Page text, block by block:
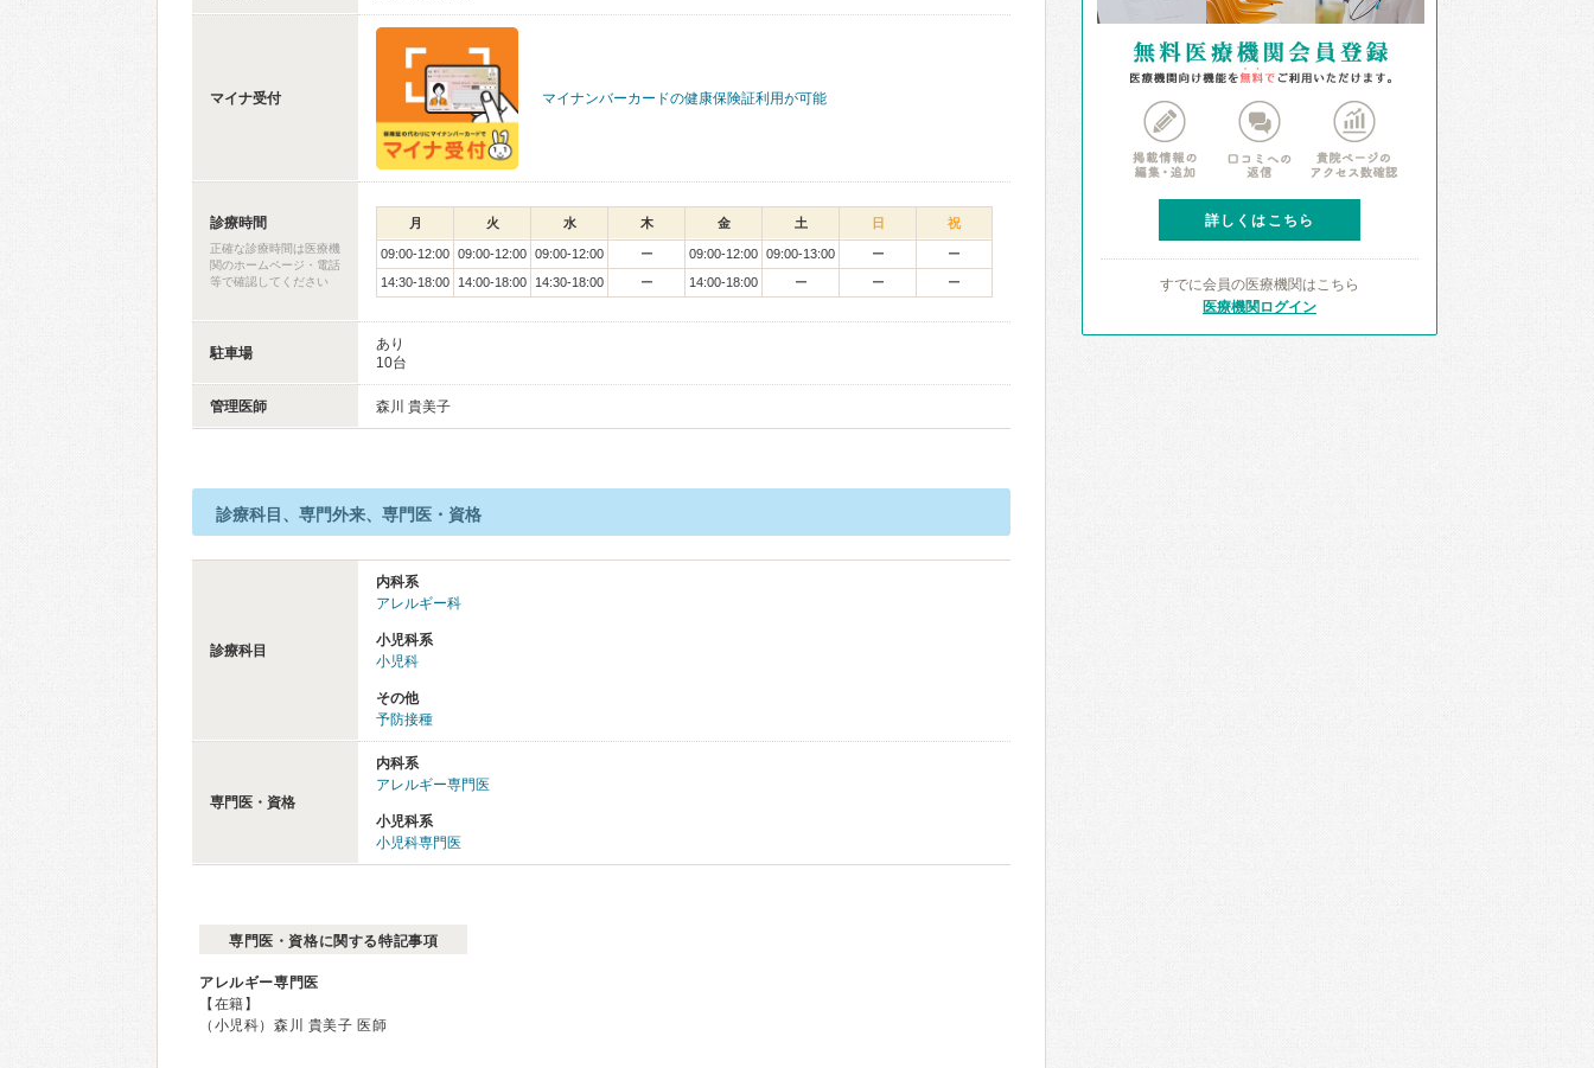
マイナ受付 マイナンバーカードの健康保険証利用が可能
診療時間
正確な診療時間は医療機
関のホームページ・電話
等で確認してください
月 火 水 木 金 土 日 祝
09:00-12:00 09:00-12:00 09:00-12:00 ー 09:00-12:00 09:00-13:00 ー
ー
14:30-18:00
14:00-18:00 14:30-18:00 ー 14:00-18:00 ー ー ー
駐車場
あり
10台
管理医師 森川 貴美子
診療科目、専門外来、専門医・資格
診療科目
内科系
アレルギー科
小児科系
小児科
その他
予防接種
専門医・資格
内科系
アレルギー専門医
小児科系
小児科専門医
専門医・資格に関する特記事項
アレルギー専門医
【在籍】
（小児科）森川 貴美子 医師
詳しくはこちら
すでに会員の医療機関はこちら
医療機関ログイン